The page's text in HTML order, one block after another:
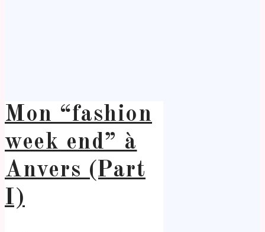
Mon “fashion
week end” à
Anvers (Part
I)